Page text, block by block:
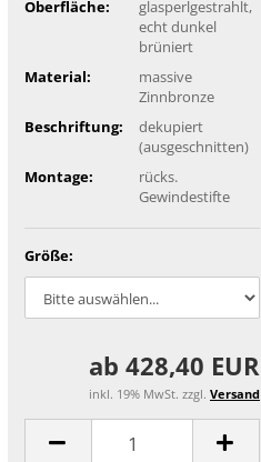
Oberfläche:
glasperlgestrahlt,
echt dunkel
brüniert
Material:
massive
Zinnbronze
Beschriftung:
dekupiert
(ausgeschnitten)
Montage:
rücks.
Gewindestifte
Größe:
ab 428,40 EUR
inkl. 19% MwSt. zzgl. Versand